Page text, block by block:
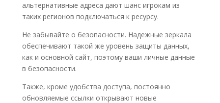
альтернативные адреса дают шанс игрокам из
таких регионов подключаться к ресурсу.
Не забывайте о безопасности. Надежные зеркала
обеспечивают такой же уровень защиты данных,
как и основной сайт, поэтому ваши личные данные
в безопасности.
Также, кроме удобства доступа, постоянно
обновляемые ссылки открывают новые